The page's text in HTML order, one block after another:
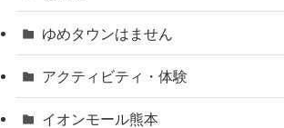
ゆめタウンはません
アクティビティ・体験
イオンモール熊本